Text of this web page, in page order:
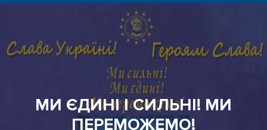
МИ ЄДИНІ І СИЛЬНІ! МИ
ПЕРЕМОЖЕМО!